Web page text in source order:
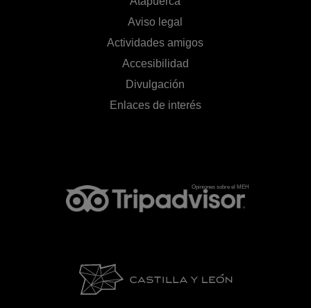
Aviso legal
Actividades amigos
Accesibilidad
Divulgación
Enlaces de interés
Opiniones sobre el MEH